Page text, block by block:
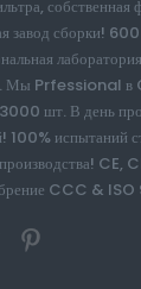
завод сборки!
Мы Prfessional в
шт. В день
100% испытаний
CE,
CCC &